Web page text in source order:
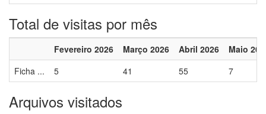
Total de visitas por mês
Fevereiro 2026 Março 2026 Abril 2026
Maio
Ficha ...
5 41 55 7
Arquivos visitados